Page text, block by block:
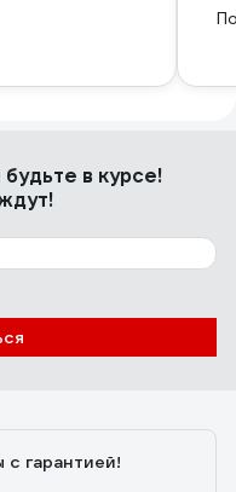
в курсе!
с гарантией!